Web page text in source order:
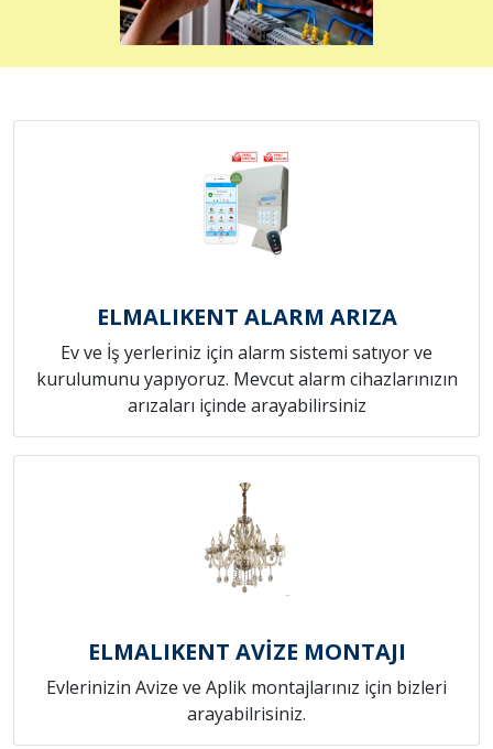
ELMALIKENT ALARM ARIZA
Ev ve İş yerleriniz için alarm sistemi satıyor ve
kurulumunu yapıyoruz. Mevcut alarm cihazlarınızın
arızaları içinde arayabilirsiniz
ELMALIKENT AVİZE MONTAJI
Evlerinizin Avize ve Aplik montajlarınız için bizleri
arayabilrisiniz.